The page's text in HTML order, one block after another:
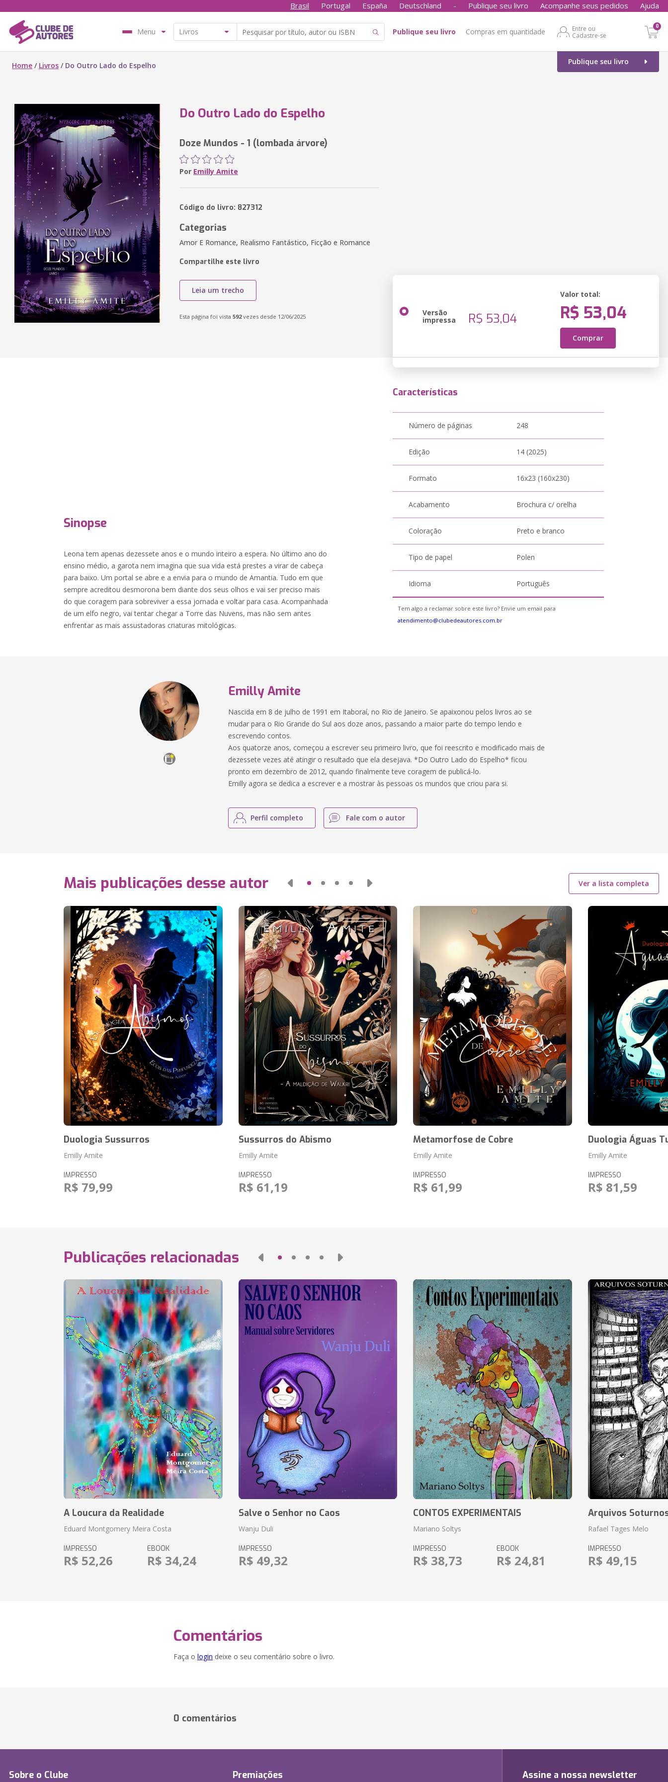
Brasil Portugal España Deutschland - Publique seu livro Acompanhe seus pedidos Ajuda
Menu Publique seu livro Compras em quantidade
Entre ou
Cadastre-se
0
Publique seu livro
Home / Livros / Do Outro Lado do Espelho
Do Outro Lado do Espelho
Doze Mundos - 1 (lombada árvore)
Por Emilly Amite
Código do livro: 827312
Categorias
Amor E Romance, Realismo Fantástico, Ficção e Romance
Compartilhe este livro
Leia um trecho
Esta página foi vista 592vezes desde 12/06/2025 Versão
impressa R$ 53,04
Valor total:
R$ 53,04
Comprar
Sinopse
Leona tem apenas dezessete anos e o mundo inteiro a espera. No último ano do
ensino médio, a garota nem imagina que sua vida está prestes a virar de cabeça
para baixo. Um portal se abre e a envia para o mundo de Amantia. Tudo em que
sempre acreditou desmorona bem diante dos seus olhos e vai ser preciso mais
do que coragem para sobreviver a essa jornada e voltar para casa. Acompanhada
de um elfo negro, vai tentar chegar a Torre das Nuvens, mas não sem antes
enfrentar as mais assustadoras criaturas mitológicas.
Características
Número de páginas 248
Edição 14 (2025)
Formato 16x23 (160x230)
Acabamento Brochura c/ orelha
Coloração Preto e branco
Tipo de papel Polen
Idioma Português
Tem algo a reclamar sobre este livro? Envie um email para
atendimento@clubedeautores.com.br
Emilly Amite
Nascida em 8 de julho de 1991 em Itaboraí, no Rio de Janeiro. Se apaixonou pelos livros ao se
mudar para o Rio Grande do Sul aos doze anos, passando a maior parte do tempo lendo e
escrevendo contos.
Aos quatorze anos, começou a escrever seu primeiro livro, que foi reescrito e modificado mais de
dezessete vezes até atingir o resultado que ela desejava. *Do Outro Lado do Espelho* ficou
pronto em dezembro de 2012, quando finalmente teve coragem de publicá-lo.
Emilly agora se dedica a escrever e a mostrar às pessoas os mundos que criou para si.
Perfil completo Fale com o autor
Mais publicações desse autor Ver a lista completa
Duologia Sussurros
Emilly Amite
IMPRESSO
R$ 79,99
Sussurros do Abismo
Emilly Amite
IMPRESSO
R$ 61,19
Metamorfose de Cobre
Emilly Amite
IMPRESSO
R$ 61,99
Duologia Águas
Emilly Amite
IMPRESSO
R$ 81,59
Publicações relacionadas
A Loucura da Realidade
Eduard Montgomery Meira Costa
IMPRESSO
R$ 52,26
EBOOK
R$ 34,24
Salve o Senhor no Caos
Wanju Duli
IMPRESSO
R$ 49,32
CONTOS EXPERIMENTAIS
Mariano Soltys
IMPRESSO
R$ 38,73
EBOOK
R$ 24,81
Arquivos
Rafael Tages Melo
IMPRESSO
R$ 49,15
Comentários
Faça o login deixe o seu comentário sobre o livro.
0 comentários
Sobre o Clube Premiações Assine a nossa newsletter